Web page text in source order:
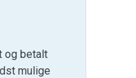
og betalt
mulige